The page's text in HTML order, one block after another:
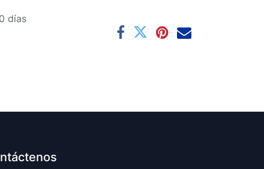
días